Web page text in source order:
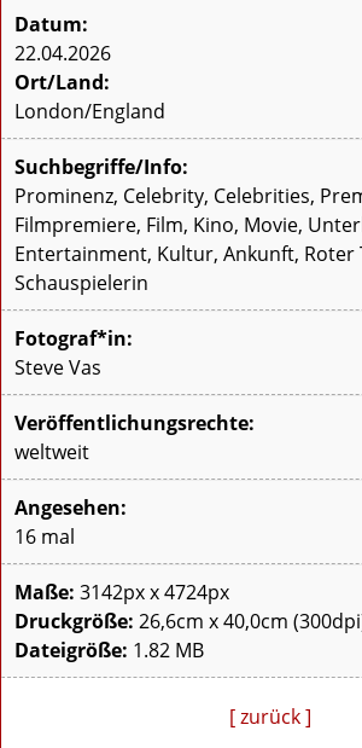
Datum:
22.04.2026
Ort/Land:
London/England
Suchbegriffe/Info:
Prominenz, Celebrity, Celebrities,
Filmpremiere, Film, Kino, Movie,
Entertainment, Kultur, Ankunft, Roter
Schauspielerin
Fotograf*in:
Steve Vas
Veröffentlichungsrechte:
weltweit
Angesehen:
16 mal
Maße: 3142px x 4724px
Druckgröße: 26,6cm x 40,0cm
Dateigröße: 1.82 MB
[ zurück ]